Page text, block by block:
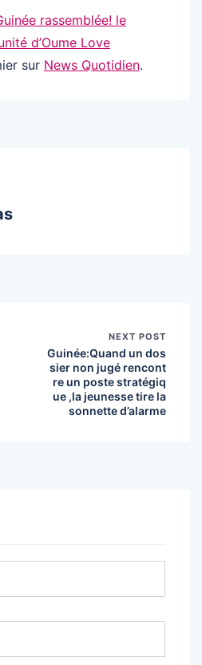
rassemblée! le
d’Oume Love
sur News Quotidien.
NEXT POST
Guinée:Quand un dos
sier non jugé rencont
re un poste stratégiq
ue ,la jeunesse tire la
sonnette d’alarme